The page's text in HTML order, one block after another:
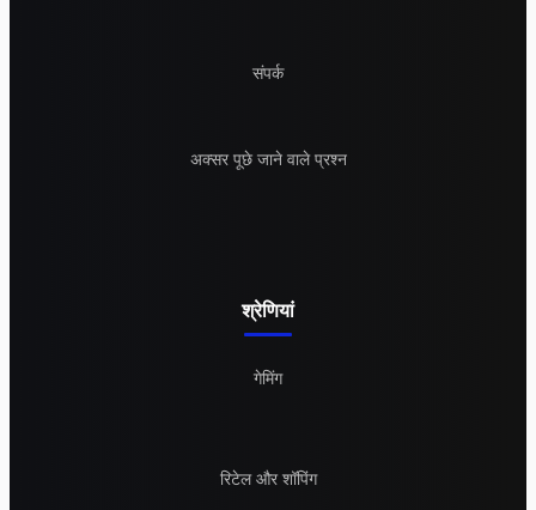
संपर्क
अक्सर पूछे जाने वाले प्रश्न
श्रेणियां
गेमिंग
रिटेल और शॉपिंग